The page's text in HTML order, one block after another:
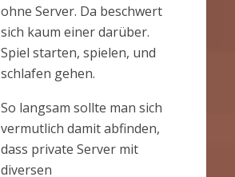
ohne Server. Da beschwert
sich kaum einer darüber.
Spiel starten, spielen, und
schlafen gehen.
So langsam sollte man sich
vermutlich damit abfinden,
dass private Server mit
diversen